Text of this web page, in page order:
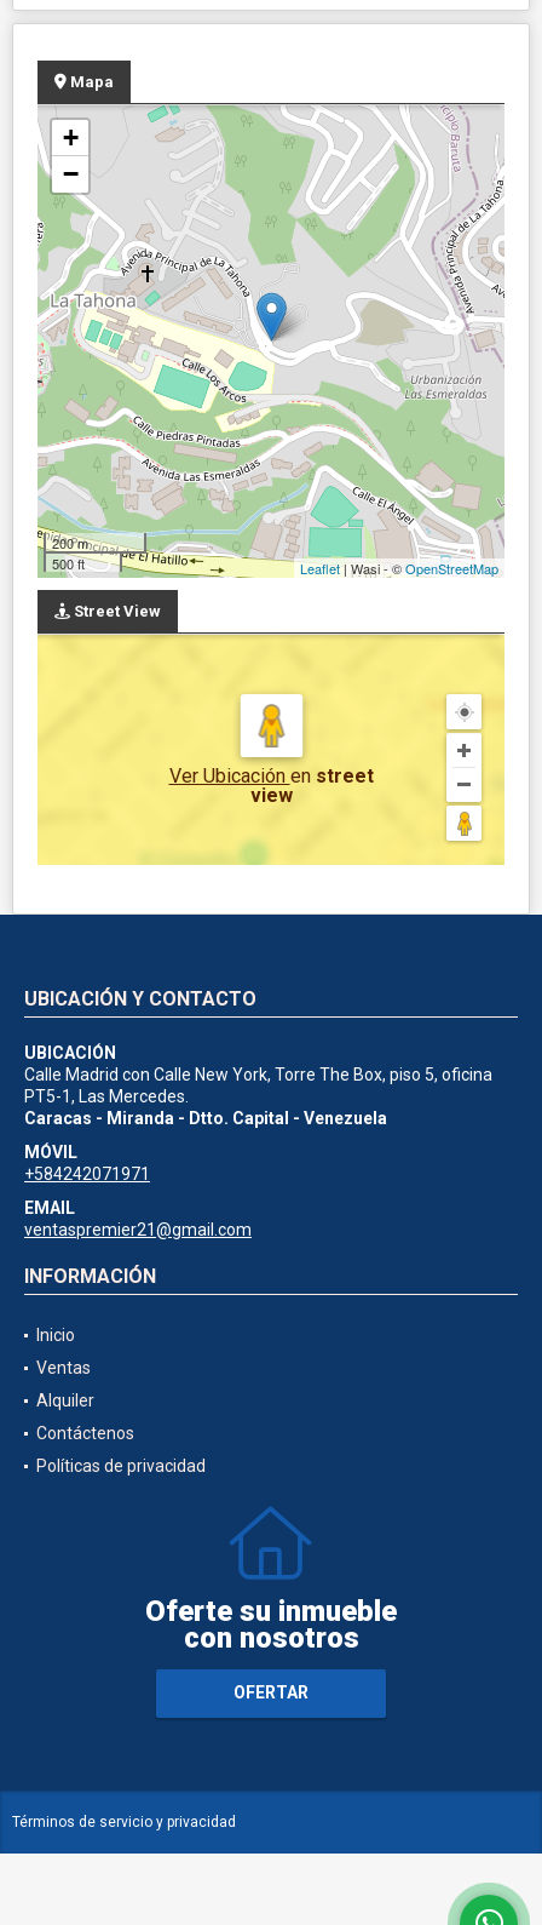
Mapa
+
−
200 m
500 ft
Leaflet | Wasi - ©OpenStreetMap
Street View
Ver Ubicación en street
view
UBICACIÓN Y CONTACTO
UBICACIÓN
Calle Madrid con Calle New York, Torre The Box, piso 5, oficina
PT5-1, Las Mercedes.
Caracas - Miranda - Dtto. Capital - Venezuela
MÓVIL
+584242071971
EMAIL
ventaspremier21@gmail.com
INFORMACIÓN
Inicio
Ventas
Alquiler
Contáctenos
Políticas de privacidad
Oferte su inmueble
con nosotros
OFERTAR
Términos de servicio y privacidad